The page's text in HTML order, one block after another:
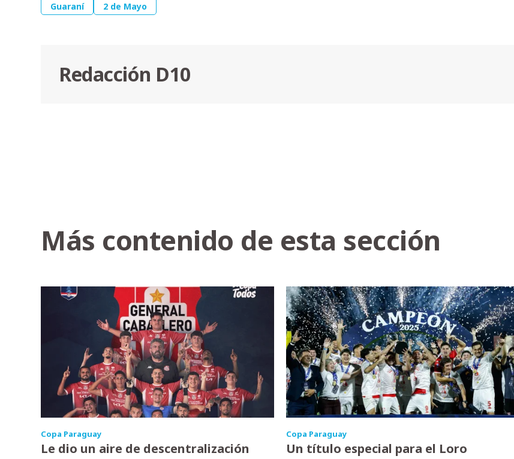
Guaraní 2 de Mayo
Redacción D10
Más contenido de esta sección
Copa Paraguay
Le dio un aire de descentralización
Copa Paraguay
Un título especial para el Loro